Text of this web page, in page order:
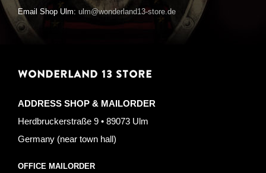
Email Shop Ulm: ulm@wonderland13-store.de
WONDERLAND 13 STORE
ADDRESS SHOP & MAILORDER
Herdbruckerstraße 9 • 89073 Ulm
Germany (near town hall)
OFFICE MAILORDER